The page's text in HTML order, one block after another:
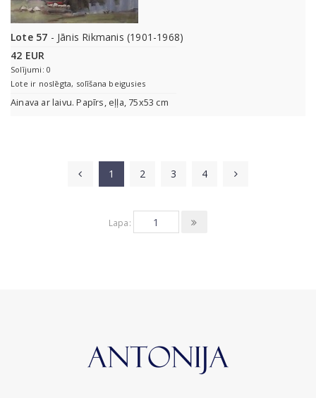
Lote 57 - Jānis Rikmanis (1901-1968)
42 EUR
Solījumi: 0
Lote ir noslēgta, solīšana beigusies
Ainava ar laivu. Papīrs, eļļa, 75x53 cm
1 2 3 4
Lapa: